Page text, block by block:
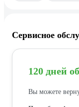
Сервисное
120 дней
Вы можете